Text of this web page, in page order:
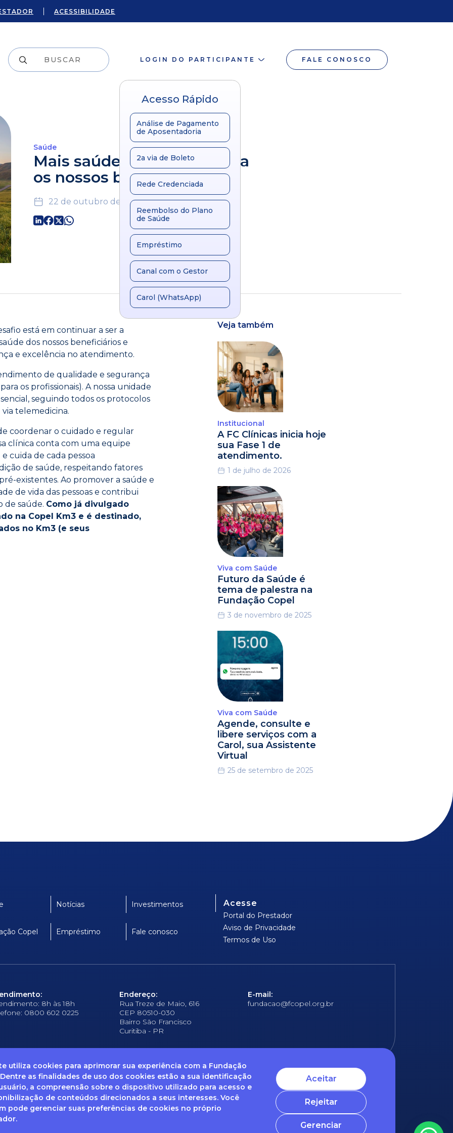
ACESSIBILIDADE
LOGIN DO PARTICIPANTE FALE CONOSCO
Acesso Rápido
Análise de Pagamento
de Aposentadoria
2a via de Boleto
Rede Credenciada
Reembolso do Plano
de Saúde
Empréstimo
Canal com o Gestor
Carol (WhatsApp)
utiliza cookies para aprimorar sua experiência com a Fundação
as finalidades de uso dos cookies estão a sua identificação
a compreensão sobre o dispositivo utilizado para acesso e
de conteúdos direcionados a seus interesses. Você
pode gerenciar suas preferências de cookies no próprio
Aceitar
Rejeitar
Gerenciar
Saúde
Mais saúde e +Cuidado para
os nossos beneficiários
22 de outubro de 2020
está em continuar a ser a
dos nossos beneficiários e
e excelência no atendimento.
de qualidade e segurança
os profissionais). A nossa unidade
seguindo todos os protocolos
telemedicina.
coordenar o cuidado e regular
clínica conta com uma equipe
cuida de cada pessoa
de saúde, respeitando fatores
existentes. Ao promover a saúde e
de vida das pessoas e contribui
de saúde. Como já divulgado
na Copel Km3 e é destinado,
no Km3 (e seus
Veja também
Institucional
A FC Clínicas inicia hoje
sua Fase 1 de
atendimento.
1 de julho de 2026
Viva com Saúde
Futuro da Saúde é
tema de palestra na
Fundação Copel
3 de novembro de 2025
Viva com Saúde
Agende, consulte e
libere serviços com a
Carol, sua Assistente
Virtual
25 de setembro de 2025
Notícias Investimentos
Copel Empréstimo Fale conosco
Acesse
Portal do Prestador
Aviso de Privacidade
Termos de Uso
8h às 18h
0800 602 0225
Endereço:
Rua Treze de Maio, 616
CEP 80510-030
Bairro São Francisco
Curitiba - PR
E-mail:
fundacao@fcopel.org.br
Ouvidoria Canal de Denúncias Solicitação de informações Documentos obrigatórios
dúvidas sobre Privacidade de Dados e LGPD, entre em contato com o nosso DPO (encarregado de dados)